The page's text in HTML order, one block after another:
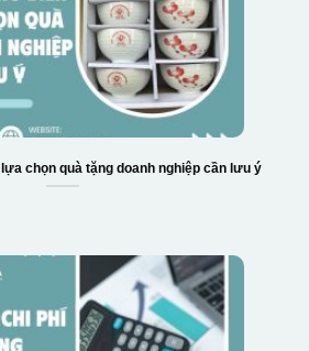
chọn quà tặng doanh nghiệp cần lưu ý